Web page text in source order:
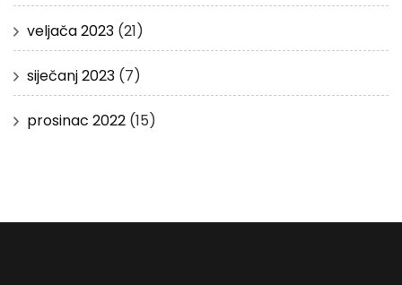
veljača 2023 (21)
siječanj 2023 (7)
prosinac 2022 (15)